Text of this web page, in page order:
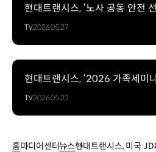
현대트랜시스, ‘노사 공동 안전
TV2026.05.27
현대트랜시스, ‘2026 가족세미
TV2026.05.22
홈미디어센터뉴스현대트랜시스, 미국